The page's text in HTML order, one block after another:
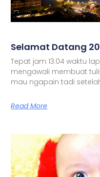
Selamat Datang
Tepat jam 13:04 waktu
mengawali membuat
mau ngapain tadi
Read More